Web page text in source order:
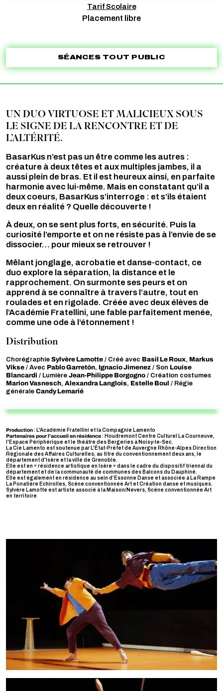
Tarif Scolaire
Placement libre
SÉANCES TOUT PUBLIC
UN DUO VIRTUOSE ET MALICIEUX SOUS
LE SIGNE DE LA RENCONTRE ET DE
L’ALTÉRITÉ.
BasarKus n’est pas un être comme les autres :
créature à deux têtes et aux multiples jambes, il a
aussi plein de bras. Et il est heureux ainsi, en parfaite
harmonie avec lui-même. Mais en constatant qu’il a
deux coeurs, BasarKus s’interroge : et s’ils étaient
deux en réalité ? Quelle découverte !
À deux, on se sent plus forts, en sécurité. Puis la
curiosité l’emporte et on ne résiste pas à l’envie de se
dissocier… pour mieux se retrouver !
Mêlant jonglage, acrobatie et danse-contact, ce
duo explore la séparation, la distance et le
rapprochement. On surmonte ses peurs et on
apprend à se connaître à travers l’autre, tout en
roulades et en rigolade. Créée avec deux élèves de
l’Académie Fratellini, une fable parfaitement menée,
comme une ode à l’étonnement !
Distribution
Chorégraphie Sylvère Lamotte / Créé avec Basil Le Roux, Markus
Vikse / Avec Pablo Garretón, Ignacio Jimenez / Son Louise
Blancardi / Lumière Jean-Philippe Borgogno / Création costumes
Marion Vasnesch, Alexandra Langlois, Estelle Boul / Régie
générale Candy Lemarié
Production: L'Académie Fratellini et la Compagnie Lamento
Partenaires pour l'accueil en résidence: Houdremont Centre Culturel La Courneuve,
l'Espace Périphérique et le théâtre des Bergeries à Noisy-le-Sec.
La Cie Lamento est soutenue par L'État-Préfet de Auvergne Rhône-Alpes Direction
Régionale des Affaires Culturelles, au titre du conventionnement deux ans, le
département d'Isère et la ville de Grenoble.
Elle est en « résidence artistique en Isère » dans le cadre du dispositif triennal du
département et de la communauté de communes des Balcons du Dauphiné.
Elle est également en résidence au sein d’Essonne Danse et associée à La Rampe
La Ponatière Echirolles, Scène conventionnée Art et Création danse et musiques.
Sylvère Lamotte est artiste associé à la Maison/Nevers, Scène conventionnée Art
en territoire